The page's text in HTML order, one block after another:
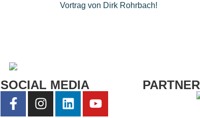
Vortrag von Dirk Rohrbach!
SOCIAL MEDIA PARTNER